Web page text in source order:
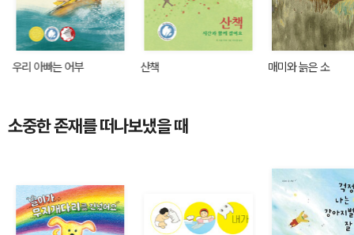
우리 아빠는 어부 산책 매미와 늙은 소
소중한 존재를 떠나보냈을 때